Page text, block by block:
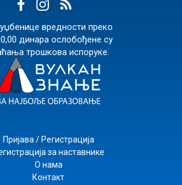
вредности преко
динара ослобођене су
трошкова испоруке.
Пријава / Регистрација
за наставнике
О нама
Контакт